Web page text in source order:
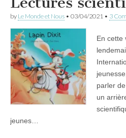
by Le Monde et Nous • 03/04/2021 • 3
En cette
parler
un
jeunes…